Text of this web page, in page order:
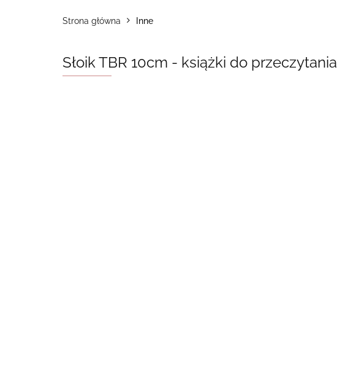
Strona główna Inne
Słoik TBR 10cm - książki do przeczytania